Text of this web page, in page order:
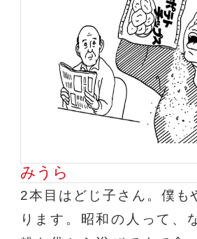
みうら
2本目はどじ子さん。僕も
ります。昭和の人って、